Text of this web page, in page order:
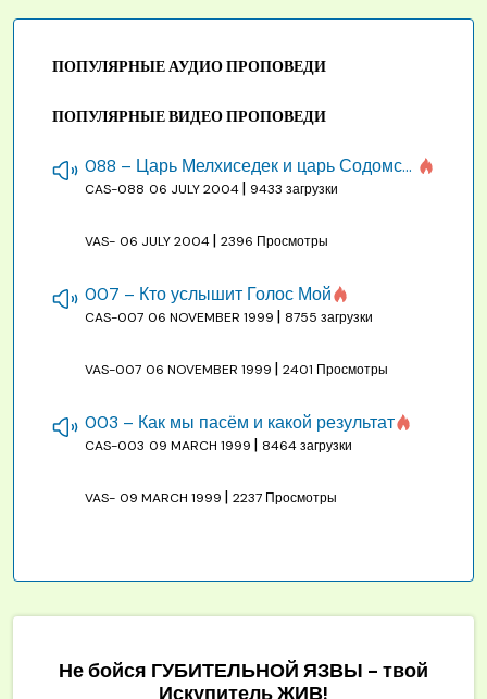
ПОПУЛЯРНЫЕ АУДИО ПРОПОВЕДИ
ПОПУЛЯРНЫЕ ВИДЕО ПРОПОВЕДИ
088 – Царь Мелхиседек и царь Содомский
CAS-088 06 JULY 2004| 9433 загрузки
VAS- 06 JULY 2004| 2396 Просмотры
007 – Кто услышит Голос Мой
CAS-007 06 NOVEMBER 1999 | 8755 загрузки
VAS-007 06 NOVEMBER 1999 | 2401 Просмотры
003 – Как мы пасём и какой результат
CAS-003 09 MARCH 1999 | 8464 загрузки
VAS- 09 MARCH 1999 | 2237 Просмотры
Не бойся ГУБИТЕЛЬНОЙ ЯЗВЫ - твой
Искупитель ЖИВ!